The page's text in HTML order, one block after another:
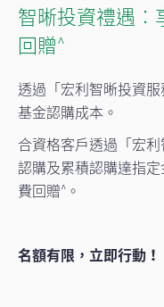
智晰投資禮遇︰
回贈^
透過「宏利智晰投資
基金認購成本。
合資格客戶透過「宏
認購及累積認購達指
費回贈^ 。
名額有限，立即行動！